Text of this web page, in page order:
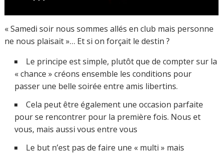
« Samedi soir nous sommes allés en club mais personne
ne nous plaisait »… Et si on forçait le destin ?
Le principe est simple, plutôt que de compter sur la
« chance » créons ensemble les conditions pour
passer une belle soirée entre amis libertins.
Cela peut être également une occasion parfaite
pour se rencontrer pour la première fois. Nous et
vous, mais aussi vous entre vous
Le but n’est pas de faire une « multi » mais